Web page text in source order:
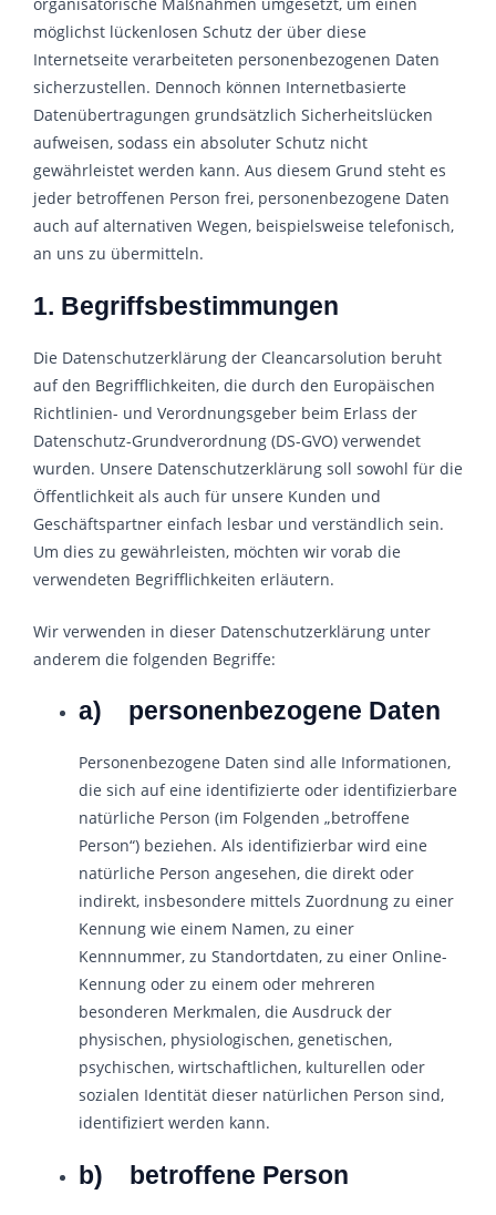
möglichst lückenlosen Schutz der über diese
Internetseite verarbeiteten personenbezogenen Daten
sicherzustellen. Dennoch können Internetbasierte
Datenübertragungen grundsätzlich Sicherheitslücken
aufweisen, sodass ein absoluter Schutz nicht
gewährleistet werden kann. Aus diesem Grund steht es
jeder betroffenen Person frei, personenbezogene Daten
auch auf alternativen Wegen, beispielsweise telefonisch,
an uns zu übermitteln.
1. Begriffsbestimmungen
Die Datenschutzerklärung der Cleancarsolution beruht
auf den Begrifflichkeiten, die durch den Europäischen
Richtlinien- und Verordnungsgeber beim Erlass der
Datenschutz-Grundverordnung (DS-GVO) verwendet
wurden. Unsere Datenschutzerklärung soll sowohl für die
Öffentlichkeit als auch für unsere Kunden und
Geschäftspartner einfach lesbar und verständlich sein.
Um dies zu gewährleisten, möchten wir vorab die
verwendeten Begrifflichkeiten erläutern.
Wir verwenden in dieser Datenschutzerklärung unter
anderem die folgenden Begriffe:
a) personenbezogene Daten
Personenbezogene Daten sind alle Informationen,
die sich auf eine identifizierte oder identifizierbare
natürliche Person (im Folgenden „betroffene
Person“) beziehen. Als identifizierbar wird eine
natürliche Person angesehen, die direkt oder
indirekt, insbesondere mittels Zuordnung zu einer
Kennung wie einem Namen, zu einer
Kennnummer, zu Standortdaten, zu einer Online-
Kennung oder zu einem oder mehreren
besonderen Merkmalen, die Ausdruck der
physischen, physiologischen, genetischen,
psychischen, wirtschaftlichen, kulturellen oder
sozialen Identität dieser natürlichen Person sind,
identifiziert werden kann.
b) betroffene Person